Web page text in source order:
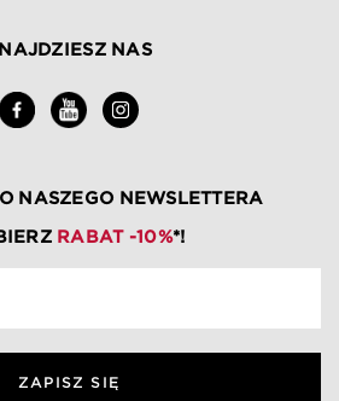
NAS
NASZEGO NEWSLETTERA
RABAT -10%*!
ZAPISZ SIĘ